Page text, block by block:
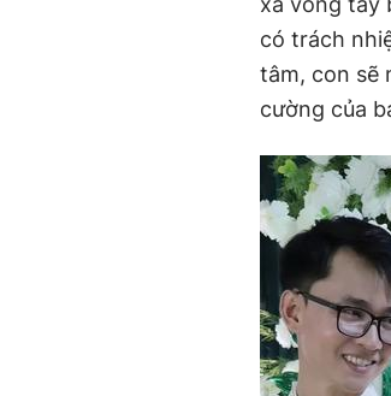
có trách
tâm, con sẽ
cường của